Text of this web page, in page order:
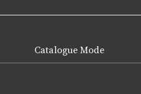
Catalogue Mode